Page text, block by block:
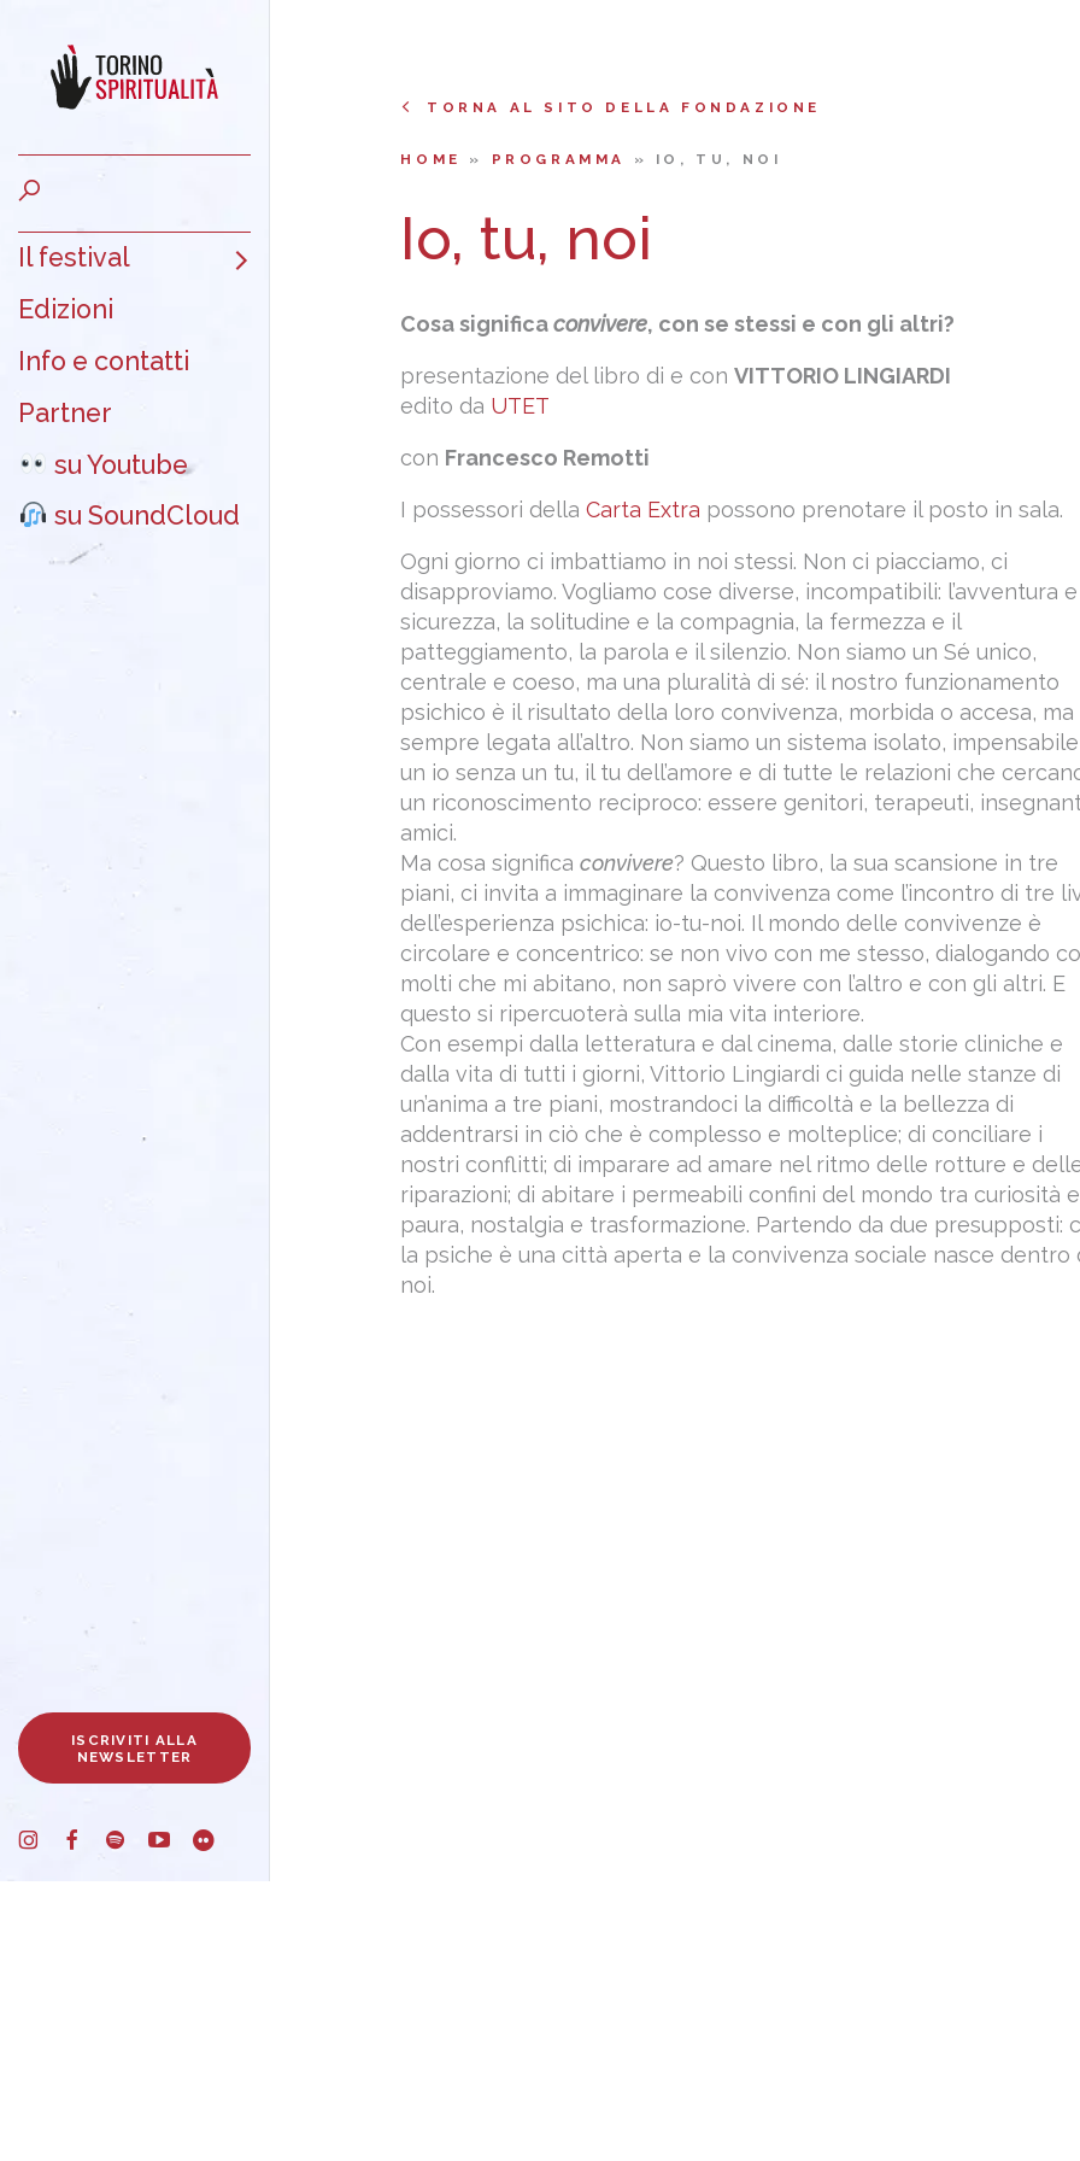
Il festival
Edizioni
Info e contatti
Partner
su Youtube
su SoundCloud
ISCRIVITI ALLA
NEWSLETTER
TORNA AL SITO DELLA FONDAZIONE
HOME » PROGRAMMA » IO, TU, NOI
Io, tu, noi
Cosa significaconvivere, con se stessi e con gli altri?
presentazione del libro di e conVITTORIO LINGIARDI
edito da UTET
con Francesco Remotti
I possessori dellaCarta Extra possono prenotare il posto in sala.
Ogni giorno ci imbattiamo in noi stessi. Non ci piacciamo, ci
disapproviamo. Vogliamo cose diverse, incompatibili: l’avventura
sicurezza, la solitudine e la compagnia, la fermezza e il
patteggiamento, la parola e il silenzio. Non siamo un Sé unico,
centrale e coeso, ma una pluralità di sé: il nostro funzionamento
psichico è il risultato della loro convivenza, morbida o accesa, ma
sempre legata all’altro. Non siamo un sistema isolato,
un io senza un tu, il tu dell’amore e di tutte le relazioni che
un riconoscimento reciproco: essere genitori, terapeuti,
amici.
Ma cosa significaconvivere? Questo libro, la sua scansione in tre
piani, ci invita a immaginare la convivenza come l’incontro di tre
dell’esperienza psichica: io-tu-noi. Il mondo delle convivenze è
circolare e concentrico: se non vivo con me stesso, dialogando
molti che mi abitano, non saprò vivere con l’altro e con gli altri. E
questo si ripercuoterà sulla mia vita interiore.
Con esempi dalla letteratura e dal cinema, dalle storie cliniche e
dalla vita di tutti i giorni, Vittorio Lingiardi ci guida nelle stanze di
un’anima a tre piani, mostrandoci la difficoltà e la bellezza di
addentrarsi in ciò che è complesso e molteplice; di conciliare i
nostri conflitti; di imparare ad amare nel ritmo delle rotture e
riparazioni; di abitare i permeabili confini del mondo tra curiosità e
paura, nostalgia e trasformazione. Partendo da due presupposti:
la psiche è una città aperta e la convivenza sociale nasce dentro
noi.